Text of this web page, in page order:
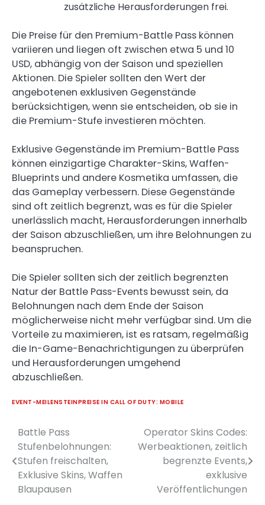
zusätzliche Herausforderungen frei.
Die Preise für den Premium-Battle Pass können
variieren und liegen oft zwischen etwa 5 und 10
USD, abhängig von der Saison und speziellen
Aktionen. Die Spieler sollten den Wert der
angebotenen exklusiven Gegenstände
berücksichtigen, wenn sie entscheiden, ob sie in
die Premium-Stufe investieren möchten.
Exklusive Gegenstände im Premium-Battle Pass
können einzigartige Charakter-Skins, Waffen-
Blueprints und andere Kosmetika umfassen, die
das Gameplay verbessern. Diese Gegenstände
sind oft zeitlich begrenzt, was es für die Spieler
unerlässlich macht, Herausforderungen innerhalb
der Saison abzuschließen, um ihre Belohnungen zu
beanspruchen.
Die Spieler sollten sich der zeitlich begrenzten
Natur der Battle Pass-Events bewusst sein, da
Belohnungen nach dem Ende der Saison
möglicherweise nicht mehr verfügbar sind. Um die
Vorteile zu maximieren, ist es ratsam, regelmäßig
die In-Game-Benachrichtigungen zu überprüfen
und Herausforderungen umgehend
abzuschließen.
EVENT-MEILENSTEINPREISE IN CALL OF DUTY: MOBILE
Post
navigation
Battle Pass
Stufenbelohnungen:
Stufen freischalten,
Exklusive Skins, Waffen
Blaupausen
Operator Skins Codes:
Werbeaktionen, zeitlich
begrenzte Events,
exklusive
Veröffentlichungen